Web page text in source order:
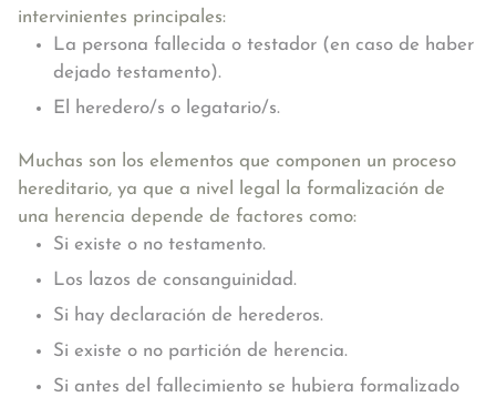
intervinientes principales:
La persona fallecida o testador (en caso de haber
dejado testamento).
El heredero/s o legatario/s.
Muchas son los elementos que componen un proceso
hereditario, ya que a nivel legal la formalización de
una herencia depende de factores como:
Si existe o no testamento.
Los lazos de consanguinidad.
Si hay declaración de herederos.
Si existe o no partición de herencia.
Si antes del fallecimiento se hubiera formalizado